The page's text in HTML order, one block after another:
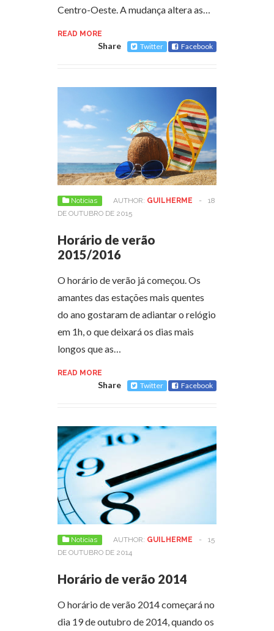
Centro-Oeste. A mudança altera as…
READ MORE
Share Twitter Facebook
Notícias AUTHOR: GUILHERME -
18
DE OUTUBRO DE 2015
Horário de verão
2015/2016
O horário de verão já começou. Os
amantes das estações mais quentes
do ano gostaram de adiantar o relógio
em 1h, o que deixará os dias mais
longos que as…
READ MORE
Share Twitter Facebook
Notícias AUTHOR: GUILHERME -
15
DE OUTUBRO DE 2014
Horário de verão 2014
O horário de verão 2014 começará no
dia 19 de outubro de 2014, quando os